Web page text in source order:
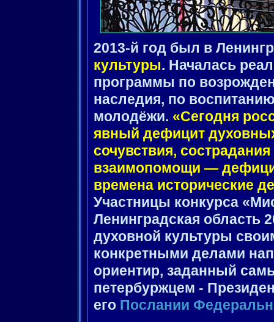
2013-й год был в
культуры. Началась
программы по
наследия, по
молодёжи. «Сегодня
явный дефицит
сочувствия,
взаимопомощи —
времена исторические
Участницы конкурса
Ленинградская область
духовной культуры
конкретными делами
ориентир, заданный
петербуржцем -
его Послании